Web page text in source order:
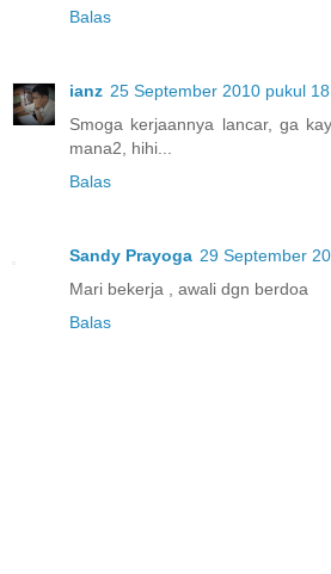
Balas
ianz 25 September 2010 pukul
Smoga kerjaannya lancar, ga
mana2, hihi...
Balas
Sandy Prayoga 29 September
Mari bekerja , awali dgn berdoa
Balas